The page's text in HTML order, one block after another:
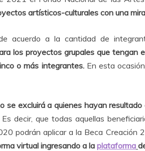
artísticos-culturales con una
acuerdo a la cantidad de
los proyectos grupales que
o más integrantes.En esta
se excluirá a quienes hayan
. Es decir, que todas aquellas
podrán aplicar a la Beca
virtual ingresando a la plataforma